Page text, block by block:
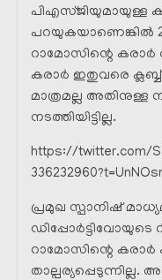
പിഎസ്ജിയുമായുള്ള
പറയുകയാണെങ്കിൽ
റാമോസിന്റെ
കരാർ ഇതുവരെ ക്ലബ്ബ്
മാത്രമല്ല അതിനുള്ള
നടത്തിയിട്ടില്ല.
https://twitter.com/
പ്രമുഖ സ്പാനിഷ്
ഡിപ്പോർട്ടിവോയുടെ
റാമോസിന്റെ